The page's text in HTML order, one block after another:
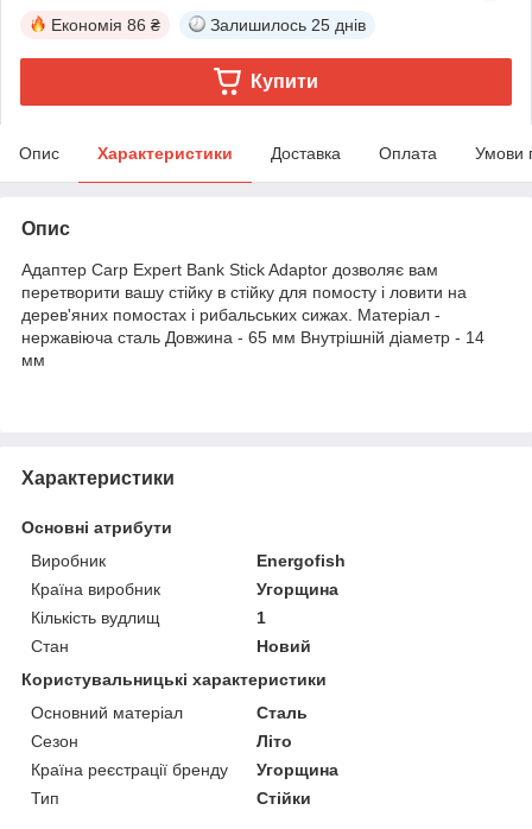
Економія 86 ₴ Залишилось 25 днів
Купити
Опис Характеристики Доставка Оплата Умови
Опис
Адаптер Carp Expert Bank Stick Adaptor дозволяє вам
перетворити вашу стійку в стійку для помосту і ловити на
дерев'яних помостах і рибальських сижах. Матеріал -
нержавіюча сталь Довжина - 65 мм Внутрішній діаметр - 14
мм
Характеристики
Основні атрибути
Виробник
Energofish
Країна виробник
Угорщина
Кількість вудлищ
1
Стан
Новий
Користувальницькі характеристики
Основний матеріал
Сталь
Сезон
Літо
Країна реєстрації бренду
Угорщина
Тип
Стійки